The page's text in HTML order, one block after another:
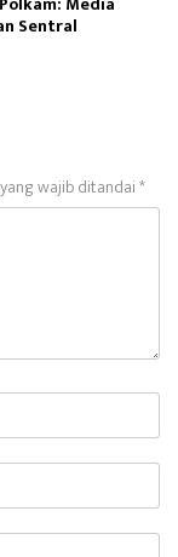
Sentral
yang wajib ditandai*